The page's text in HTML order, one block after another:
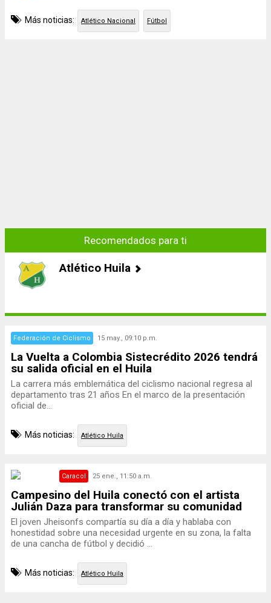
Más noticias: Atlético Nacional Fútbol
Recomendados para ti
Atlético Huila
Federación de Ciclismo 15 may., 09:10 p.m.
La Vuelta a Colombia Sistecrédito 2026 tendrá
su salida oficial en el Huila
La carrera más emblemática del ciclismo nacional regresa al
departamento tras 21 años En el marco de la presentación
oficial de...
Más noticias: Atlético Huila
Caracol 25 ene., 11:50 a.m.
Campesino del Huila conectó con el artista
Julián Daza para transformar su comunidad
El joven Jheisonfs compartía su día a día y hablaba con
honestidad sobre una necesidad urgente en su zona, la falta
de una cancha de fútbol y decidió ...
Más noticias: Atlético Huila